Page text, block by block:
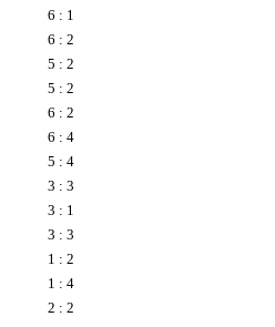
6 : 1
6 : 2
5 : 2
5 : 2
6 : 2
6 : 4
5 : 4
3 : 3
3 : 1
3 : 3
1 : 2
1 : 4
2 : 2